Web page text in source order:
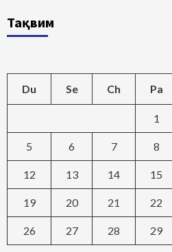
Тақвим
Du Se Ch Pa
1
5 6 7 8
12 13 14 15
19 20 21 22
26 27 28 29